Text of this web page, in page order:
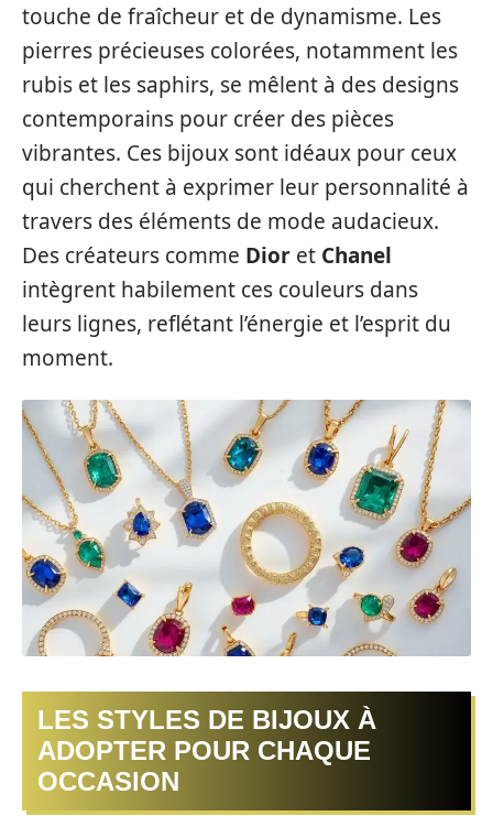
touche de fraîcheur et de dynamisme. Les
pierres précieuses colorées, notamment les
rubis et les saphirs, se mêlent à des designs
contemporains pour créer des pièces
vibrantes. Ces bijoux sont idéaux pour ceux
qui cherchent à exprimer leur personnalité à
travers des éléments de mode audacieux.
Des créateurs comme Dior et Chanel
intègrent habilement ces couleurs dans
leurs lignes, reflétant l’énergie et l’esprit du
moment.
LES STYLES DE BIJOUX À
ADOPTER POUR CHAQUE
OCCASION